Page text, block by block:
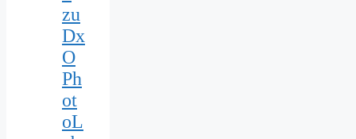
zu
Dx
O
Ph
ot
oL